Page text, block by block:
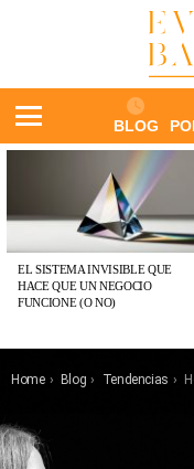
BLOG
PUBLICACIONES
EL SISTEMA INVISIBLE QUE
HACE QUE UN NEGOCIO
FUNCIONE (O NO)
You are here:
Home Blog Tendencias